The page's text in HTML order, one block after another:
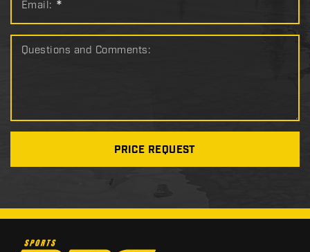
Email: *
Questions and Comments:
PRICE REQUEST